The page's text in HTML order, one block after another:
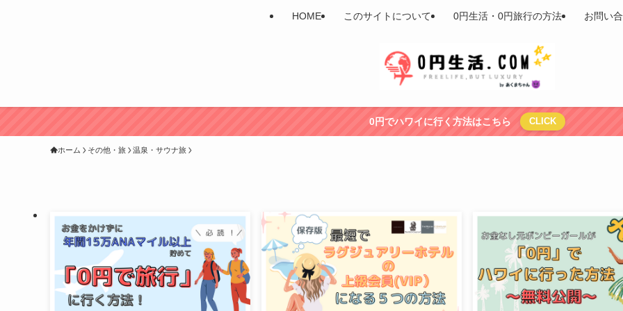
HOME このサイトについて 0円生活・0円旅行の方法 お問い
0円でハワイに行く方法はこちら CLICK
ホーム その他・旅 温泉・サウナ旅